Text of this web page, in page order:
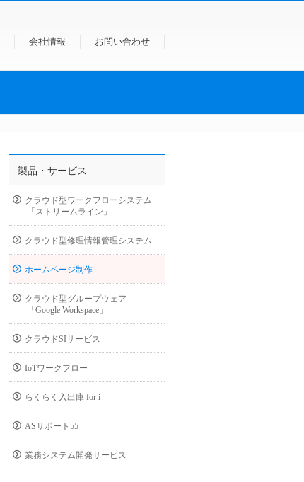
会社情報 お問い合わせ
製品・サービス
クラウド型ワークフローシステム
「ストリームライン」
クラウド型修理情報管理システム
ホームページ制作
クラウド型グループウェア
「Google Workspace」
クラウドSIサービス
IoTワークフロー
らくらく入出庫 for i
ASサポート55
業務システム開発サービス